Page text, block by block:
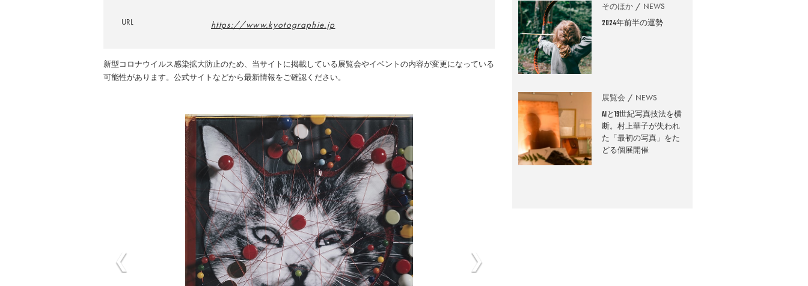
URL https://www.kyotographie.jp
新型コロナウイルス感染拡大防止のため、当サイトに掲載している展覧会やイベントの内容が変更になっている
可能性があります。公式サイトなどから最新情報をご確認ください。
そのほか NEWS
2024年前半の運勢
展覧会 NEWS
AIと19世紀写真技法を横
断。村上華子が失われ
た「最初の写真」をた
どる個展開催